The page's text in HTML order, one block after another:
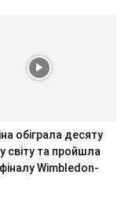
обіграла десяту
світу та пройшла
Wimbledon-